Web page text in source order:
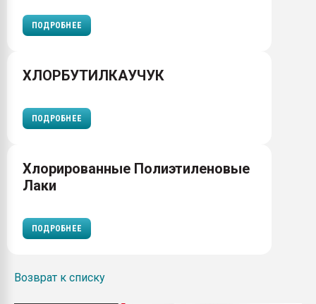
ПОДРОБНЕЕ
ХЛОРБУТИЛКАУЧУК
ПОДРОБНЕЕ
Хлорированные Полиэтиленовые
Лаки
ПОДРОБНЕЕ
Возврат к списку